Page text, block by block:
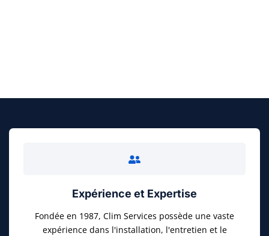
Expérience et Expertise
Fondée en 1987, Clim Services possède une vaste
expérience dans l'installation, l'entretien et le